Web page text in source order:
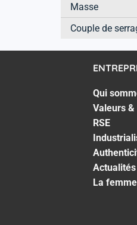
Masse
Couple de
Qui
Valeurs &
RSE
Actualités
La